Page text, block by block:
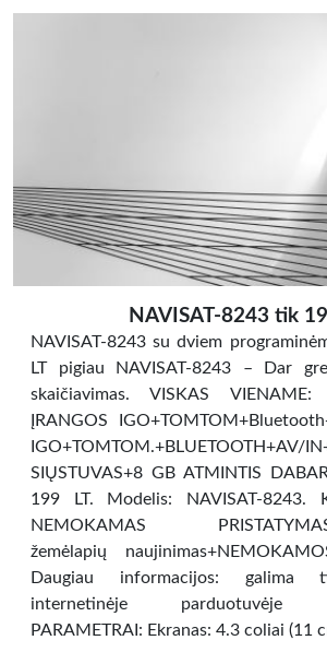
NAVISAT-8243 tik
NAVISAT-8243 su dviem
LT pigiau NAVISAT-8243 – Dar
skaičiavimas. VISKAS VIENAME:
ĮRANGOS
IGO+TOMTOM.+BLUETOOTH+AV/
SIŲSTUVAS+8 GB ATMINTIS
199 LT. Modelis: NAVISAT-8243.
NEMOKAMAS
žemėlapių
Daugiau informacijos: galima
internetinėje parduotuvėje
PARAMETRAI: Ekranas: 4.3 coliai (11